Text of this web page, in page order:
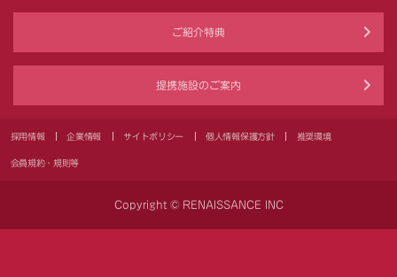
ご紹介特典
提携施設のご案内
採用情報 企業情報 サイトポリシー 個人情報保護方針 推奨環境
会員規約・規則等
Copyright © RENAISSANCE INC